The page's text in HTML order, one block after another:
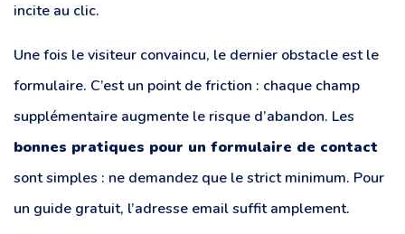
incite au clic.
Une fois le visiteur convaincu, le dernier obstacle est le
formulaire. C’est un point de friction : chaque champ
supplémentaire augmente le risque d’abandon. Les
bonnes pratiques pour un formulaire de contact
sont simples : ne demandez que le strict minimum. Pour
un guide gratuit, l’adresse email suffit amplement.